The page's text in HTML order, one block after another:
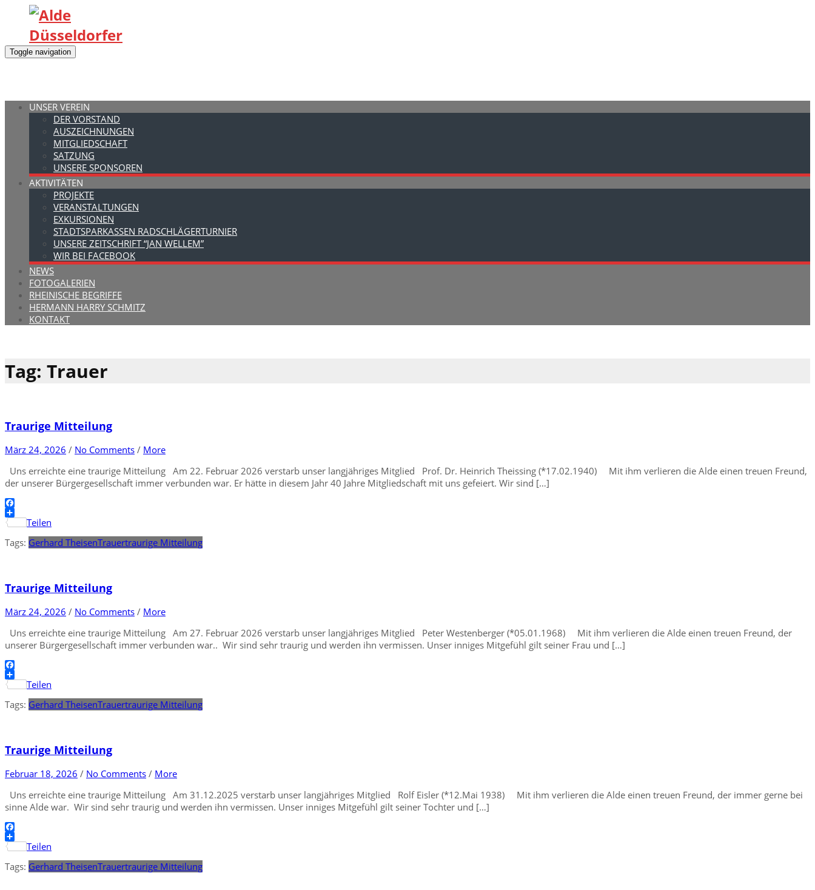
Toggle navigation
UNSER VEREIN
DER VORSTAND
AUSZEICHNUNGEN
MITGLIEDSCHAFT
SATZUNG
UNSERE SPONSOREN
AKTIVITÄTEN
PROJEKTE
VERANSTALTUNGEN
EXKURSIONEN
STADTSPARKASSEN RADSCHLÄGERTURNIER
UNSERE ZEITSCHRIFT “JAN WELLEM”
WIR BEI FACEBOOK
NEWS
FOTOGALERIEN
RHEINISCHE BEGRIFFE
HERMANN HARRY SCHMITZ
KONTAKT
Tag: Trauer
Traurige Mitteilung
März 24, 2026 / No Comments / More
Uns erreichte eine traurige Mitteilung Am 22. Februar 2026 verstarb unser langjähriges Mitglied Prof. Dr. Heinrich Theissing (*17.02.1940) Mit ihm verlieren die Alde einen treuen Freund,
der unserer Bürgergesellschaft immer verbunden war. Er hätte in diesem Jahr 40 Jahre Mitgliedschaft mit uns gefeiert. Wir sind […]
Facebook
Teilen
Tags: Gerhard TheisenTrauertraurige Mitteilung
Traurige Mitteilung
März 24, 2026 / No Comments / More
Uns erreichte eine traurige Mitteilung Am 27. Februar 2026 verstarb unser langjähriges Mitglied Peter Westenberger (*05.01.1968) Mit ihm verlieren die Alde einen treuen Freund, der
unserer Bürgergesellschaft immer verbunden war.. Wir sind sehr traurig und werden ihn vermissen. Unser inniges Mitgefühl gilt seiner Frau und […]
Facebook
Teilen
Tags: Gerhard TheisenTrauertraurige Mitteilung
Traurige Mitteilung
Februar 18, 2026 / No Comments / More
Uns erreichte eine traurige Mitteilung Am 31.12.2025 verstarb unser langjähriges Mitglied Rolf Eisler (*12.Mai 1938) Mit ihm verlieren die Alde einen treuen Freund, der immer gerne bei
sinne Alde war. Wir sind sehr traurig und werden ihn vermissen. Unser inniges Mitgefühl gilt seiner Tochter und […]
Facebook
Teilen
Tags: Gerhard TheisenTrauertraurige Mitteilung